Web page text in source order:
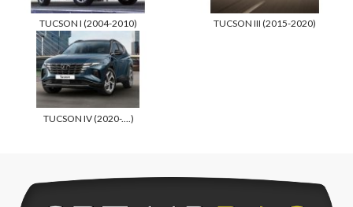
TUCSON I (2004-2010) TUCSON III (2015-2020)
TUCSON IV (2020-....)